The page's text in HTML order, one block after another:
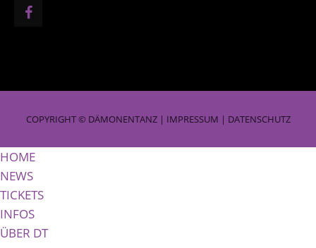
COPYRIGHT © DÄMONENTANZ | IMPRESSUM | DATENSCHUTZ
HOME
NEWS
TICKETS
INFOS
ÜBER DT